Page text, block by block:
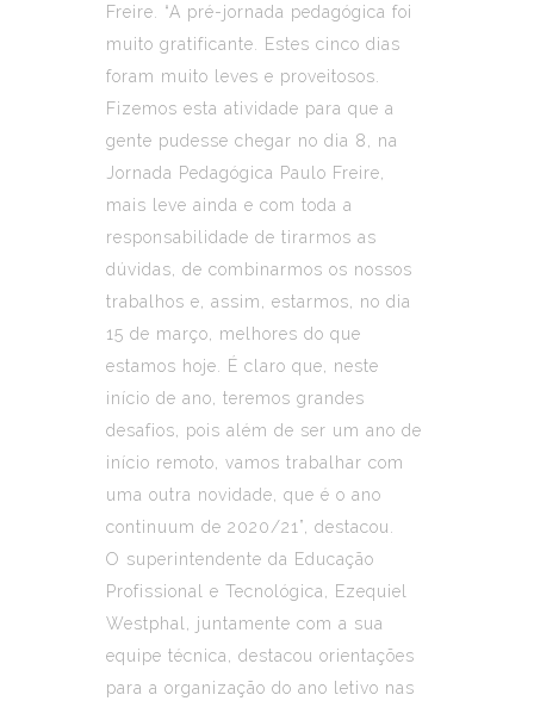
Freire. “A pré-jornada pedagógica foi
muito gratificante. Estes cinco dias
foram muito leves e proveitosos.
Fizemos esta atividade para que a
gente pudesse chegar no dia 8, na
Jornada Pedagógica Paulo Freire,
mais leve ainda e com toda a
responsabilidade de tirarmos as
dúvidas, de combinarmos os nossos
trabalhos e, assim, estarmos, no dia
15 de março, melhores do que
estamos hoje. É claro que, neste
início de ano, teremos grandes
desafios, pois além de ser um ano de
início remoto, vamos trabalhar com
uma outra novidade, que é o ano
continuum de 2020/21”, destacou.
O superintendente da Educação
Profissional e Tecnológica, Ezequiel
Westphal, juntamente com a sua
equipe técnica, destacou orientações
para a organização do ano letivo nas